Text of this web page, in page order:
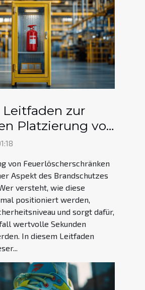
Leitfaden zur
Platzierung von
von Feuerlöscherschränken
Aspekt des Brandschutzes
versteht, wie diese
positioniert werden,
und sorgt dafür,
wertvolle Sekunden
In diesem Leitfaden